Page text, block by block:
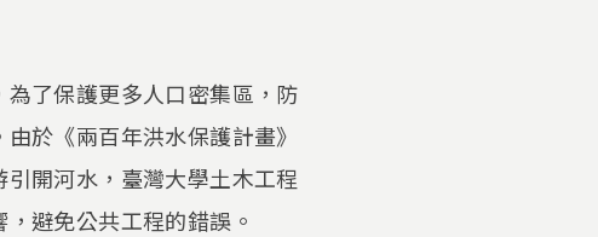
了保護更多人口密集區，防
於《兩百年洪水保護計畫》
開河水，臺灣大學土木工程
避免公共工程的錯誤。